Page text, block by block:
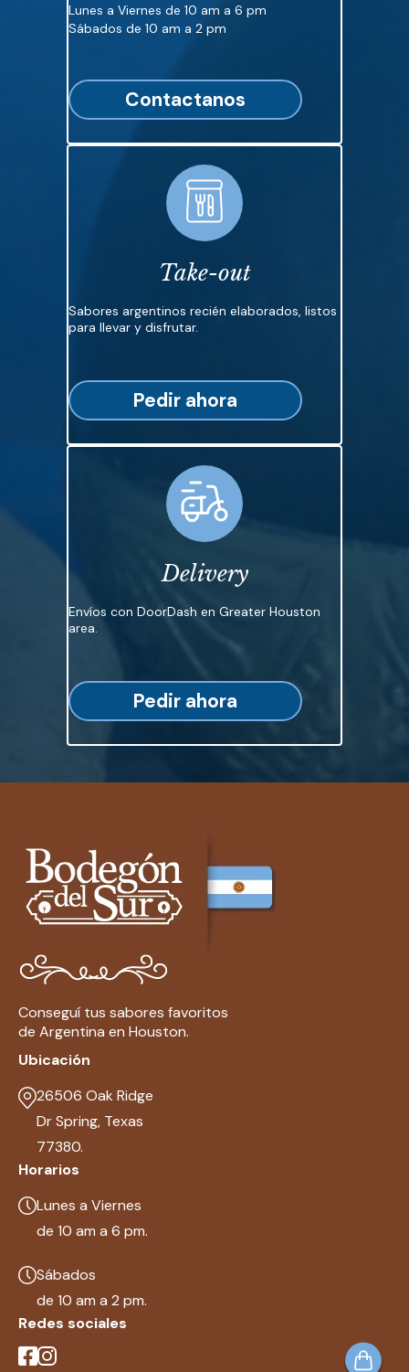
Lunes a Viernes de 10 am a 6 pm
Sábados de 10 am a 2 pm
Contactanos
Take-out
Sabores argentinos recién elaborados, listos
para llevar y disfrutar.
Pedir ahora
Delivery
Envíos con DoorDash en Greater Houston
area.
Pedir ahora
Conseguí tus sabores favoritos
de Argentina en Houston.
Ubicación
26506 Oak Ridge
Dr Spring, Texas
77380.
Horarios
Lunes a Viernes
de 10 am a 6 pm.
Sábados
de 10 am a 2 pm.
Redes sociales